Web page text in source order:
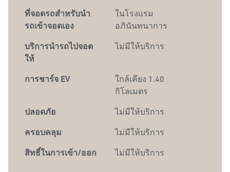
ที่จอดรถสำหรับนำ
รถเข้าจอดเอง
ในโรงแรม
อภินันทนาการ
บริการนำรถไปจอด
ให้
ไม่มีให้บริการ
การชาร์จ EV
ใกล้เคียง 1.40
กิโลเมตร
ปลอดภัย ไม่มีให้บริการ
ครอบคลุม ไม่มีให้บริการ
สิทธิ์ในการเข้า/ออก ไม่มีให้บริการ